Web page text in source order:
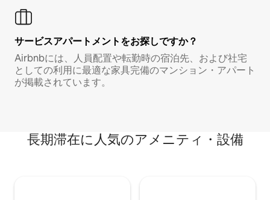
サービスアパートメントをお探しですか？
Airbnbには、人員配置や転勤時の宿泊先、および社宅
としての利用に最適な家具完備のマンション・アパート
が掲載されています。
長期滞在に人気のアメニティ・設備